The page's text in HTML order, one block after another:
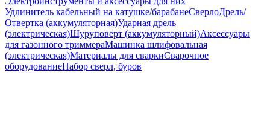
Удлинитель кабельный на катушке/барабанеСверлоДрель/
Отвертка (аккумуляторная)Ударная дрель
(электрическая)Шуруповерт (аккумуляторный)Аксессуары
для газонного триммераМашинка шлифовальная
(электрическая)Материалы для сваркиСварочное
оборудованиеНабор сверл, буров